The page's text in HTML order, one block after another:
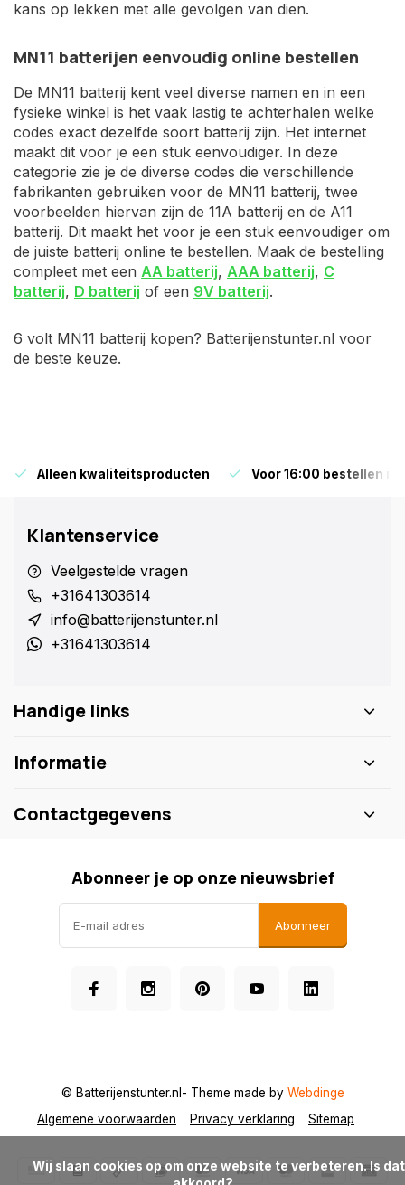
kans op lekken met alle gevolgen van dien.
MN11 batterijen eenvoudig online bestellen
De MN11 batterij kent veel diverse namen en in een
fysieke winkel is het vaak lastig te achterhalen welke
codes exact dezelfde soort batterij zijn. Het internet
maakt dit voor je een stuk eenvoudiger. In deze
categorie zie je de diverse codes die verschillende
fabrikanten gebruiken voor de MN11 batterij, twee
voorbeelden hiervan zijn de 11A batterij en de A11
batterij. Dit maakt het voor je een stuk eenvoudiger om
de juiste batterij online te bestellen. Maak de bestelling
compleet met een AA batterij, AAA batterij, C
batterij, D batterij of een 9V batterij.
6 volt MN11 batterij kopen? Batterijenstunter.nl voor
de beste keuze.
Alleen kwaliteitsproducten Voor 16:00 bestellen is
Klantenservice
Veelgestelde vragen
+31641303614
info@batterijenstunter.nl
+31641303614
Handige links
Informatie
Contactgegevens
Abonneer je op onze nieuwsbrief
Abonneer
Algemene voorwaarden Privacy verklaring Sitemap
© Batterijenstunter.nl - Theme made by Webdinge